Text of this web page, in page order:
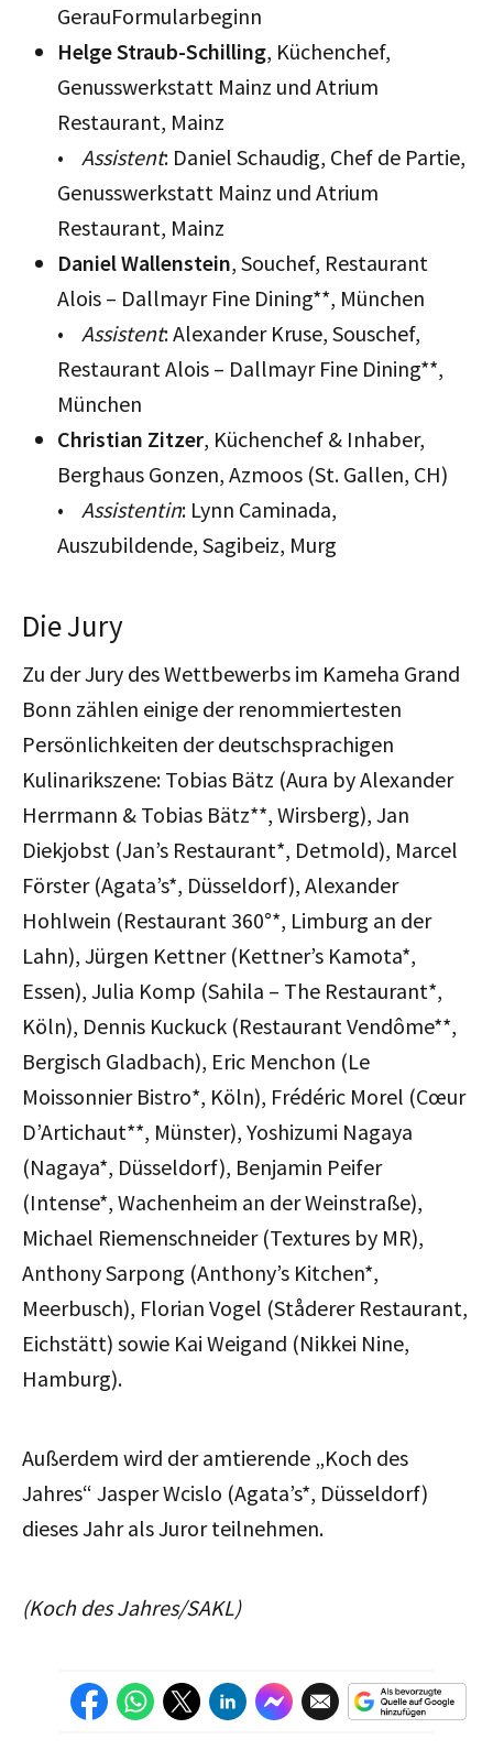
GerauFormularbeginn
Helge Straub-Schilling, Küchenchef,
Genusswerkstatt Mainz und Atrium
Restaurant, Mainz
• Assistent: Daniel Schaudig, Chef de Partie,
Genusswerkstatt Mainz und Atrium
Restaurant, Mainz
Daniel Wallenstein, Souchef, Restaurant
Alois – Dallmayr Fine Dining**, München
• Assistent: Alexander Kruse, Souschef,
Restaurant Alois – Dallmayr Fine Dining**,
München
Christian Zitzer, Küchenchef & Inhaber,
Berghaus Gonzen, Azmoos (St. Gallen, CH)
• Assistentin: Lynn Caminada,
Auszubildende, Sagibeiz, Murg
Die Jury
Zu der Jury des Wettbewerbs im Kameha Grand
Bonn zählen einige der renommiertesten
Persönlichkeiten der deutschsprachigen
Kulinarikszene: Tobias Bätz (Aura by Alexander
Herrmann & Tobias Bätz**, Wirsberg), Jan
Diekjobst (Jan’s Restaurant*, Detmold), Marcel
Förster (Agata’s*, Düsseldorf), Alexander
Hohlwein (Restaurant 360°*, Limburg an der
Lahn), Jürgen Kettner (Kettner’s Kamota*,
Essen), Julia Komp (Sahila – The Restaurant*,
Köln), Dennis Kuckuck (Restaurant Vendôme**,
Bergisch Gladbach), Eric Menchon (Le
Moissonnier Bistro*, Köln), Frédéric Morel (Cœur
D’Artichaut**, Münster), Yoshizumi Nagaya
(Nagaya*, Düsseldorf), Benjamin Peifer
(Intense*, Wachenheim an der Weinstraße),
Michael Riemenschneider (Textures by MR),
Anthony Sarpong (Anthony’s Kitchen*,
Meerbusch), Florian Vogel (Ståderer Restaurant,
Eichstätt) sowie Kai Weigand (Nikkei Nine,
Hamburg).
Außerdem wird der amtierende „Koch des
Jahres“ Jasper Wcislo (Agata’s*, Düsseldorf)
dieses Jahr als Juror teilnehmen.
(Koch des Jahres/SAKL)